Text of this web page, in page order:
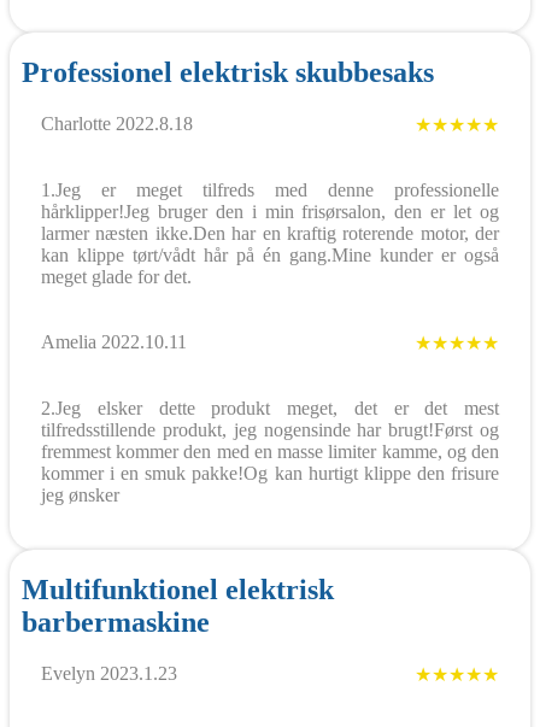
Professionel elektrisk skubbesaks
Charlotte 2022.8.18 ★★★★★
1.Jeg er meget tilfreds med denne professionelle
hårklipper!Jeg bruger den i min frisørsalon, den er let og
larmer næsten ikke.Den har en kraftig roterende motor, der
kan klippe tørt/vådt hår på én gang.Mine kunder er også
meget glade for det.
Amelia 2022.10.11 ★★★★★
2.Jeg elsker dette produkt meget, det er det mest
tilfredsstillende produkt, jeg nogensinde har brugt!Først og
fremmest kommer den med en masse limiter kamme, og den
kommer i en smuk pakke!Og kan hurtigt klippe den frisure
jeg ønsker
Multifunktionel elektrisk
barbermaskine
Evelyn 2023.1.23 ★★★★★